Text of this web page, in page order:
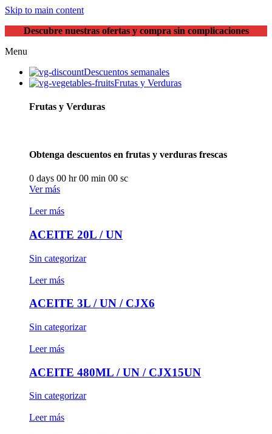
Skip to main content
Descubre nuestras ofertas y compra sin complicaciones
Menu
Descuentos semanales
Frutas y Verduras
Frutas y Verduras
Obtenga descuentos en frutas y verduras frescas
0 days 00 hr00 min 00 sc
Ver más
Leer más
ACEITE 20L / UN
Sin categorizar
Leer más
ACEITE 3L / UN / CJX6
Sin categorizar
Leer más
ACEITE 480ML / UN / CJX15UN
Sin categorizar
Leer más